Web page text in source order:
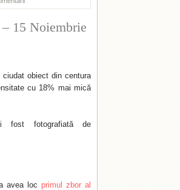
15 Noiembrie
ciudat obiect din centura
cu 18% mai mică
fotografiată de
avea loc primul zbor al